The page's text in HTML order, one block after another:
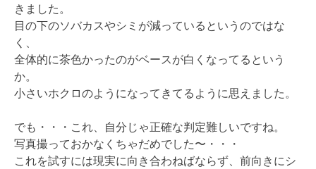
きました。
目の下のソバカスやシミが減っているというのではな
く、
全体的に茶色かったのがベースが白くなってるという
か。
小さいホクロのようになってきてるように思えました。
でも・・・これ、自分じゃ正確な判定難しいですね。
写真撮っておかなくちゃだめでした〜・・・
これを試すには現実に向き合わねばならず、前向きにシ